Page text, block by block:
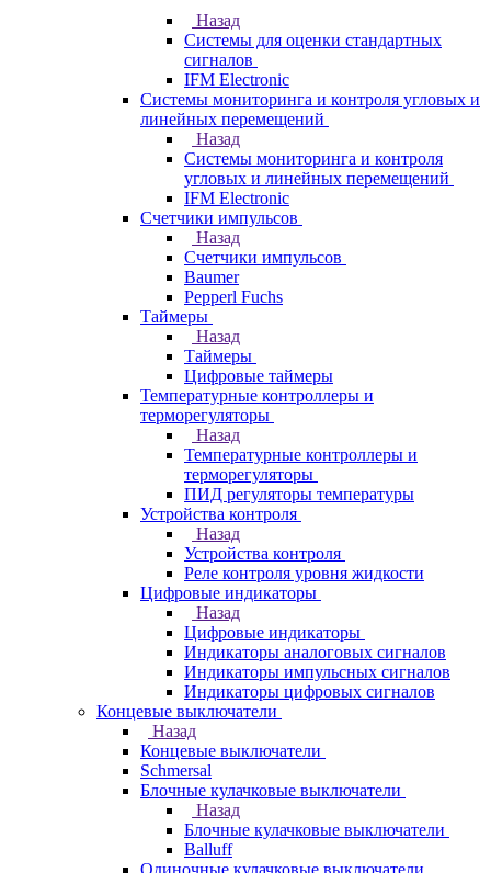
Назад
Системы для оценки стандартных
сигналов
IFM Electronic
Системы мониторинга и контроля угловых и
линейных перемещений
Назад
Системы мониторинга и контроля
угловых и линейных перемещений
IFM Electronic
Счетчики импульсов
Назад
Счетчики импульсов
Baumer
Pepperl Fuchs
Таймеры
Назад
Таймеры
Цифровые таймеры
Температурные контроллеры и
терморегуляторы
Назад
Температурные контроллеры и
терморегуляторы
ПИД регуляторы температуры
Устройства контроля
Назад
Устройства контроля
Реле контроля уровня жидкости
Цифровые индикаторы
Назад
Цифровые индикаторы
Индикаторы аналоговых сигналов
Индикаторы импульсных сигналов
Индикаторы цифровых сигналов
Концевые выключатели
Назад
Концевые выключатели
Schmersal
Блочные кулачковые выключатели
Назад
Блочные кулачковые выключатели
Balluff